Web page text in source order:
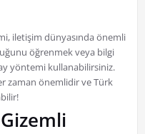
iletişim dünyasında önemli
öğrenmek veya bilgi
yöntemi kullanabilirsiniz.
zaman önemlidir ve Türk